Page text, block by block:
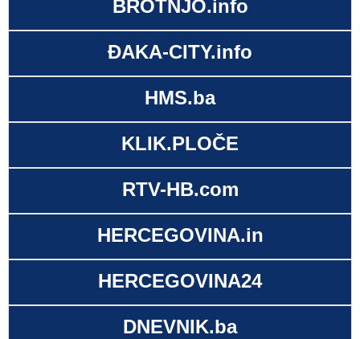
BROTNJO.info
ĐAKA-CITY.info
HMS.ba
KLIK.PLOČE
RTV-HB.com
HERCEGOVINA.in
HERCEGOVINA24
DNEVNIK.ba